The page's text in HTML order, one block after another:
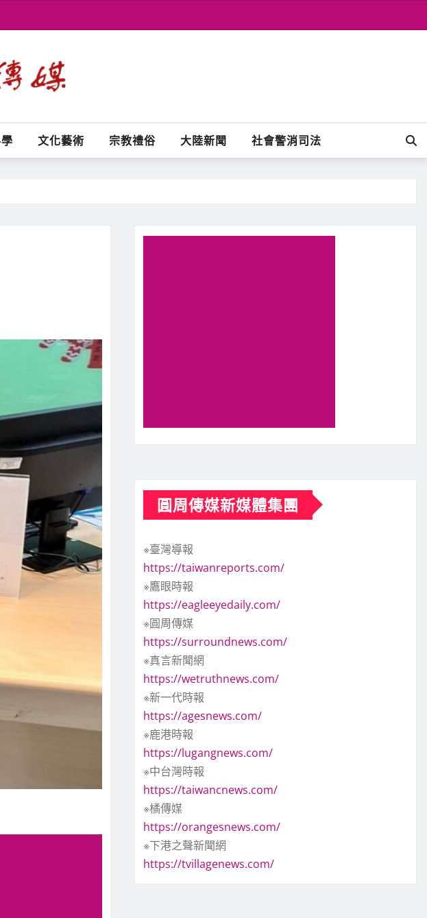
文化藝術 宗教禮俗 大陸新聞 社會警消司法
圓周傳媒新媒體集團
※臺灣導報
https://taiwanreports.com/
※鷹眼時報
https://eagleeyedaily.com/
※圓周傳媒
https://surroundnews.com/
※真言新聞網
https://wetruthnews.com/
※新一代時報
https://agesnews.com/
※鹿港時報
https://lugangnews.com/
※中台灣時報
https://taiwancnews.com/
※橘傳媒
https://orangesnews.com/
※下港之聲新聞網
https://tvillagenews.com/